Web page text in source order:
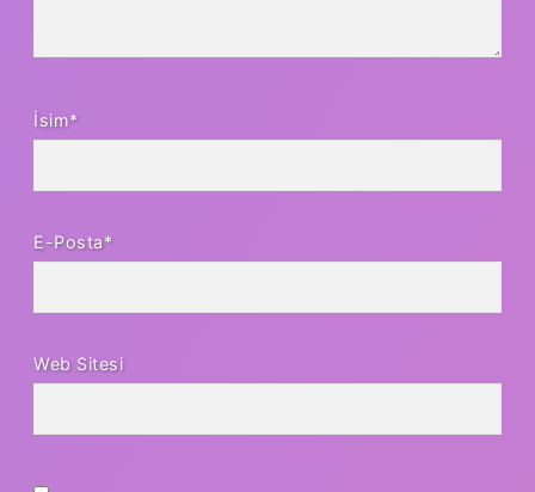
İsim*
E-Posta*
Web Sitesi